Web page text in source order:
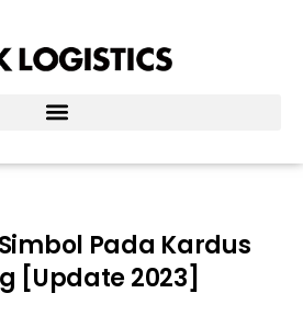
Pada Kardus
[Update 2023]